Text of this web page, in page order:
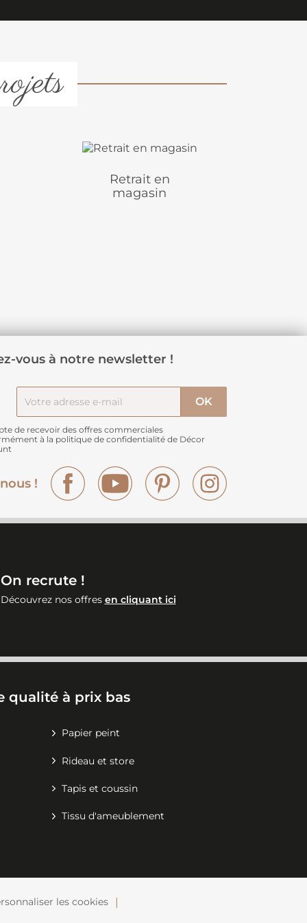
Retrait en
magasin
vous à notre newsletter !
de recevoir des offres commerciales
à la politique de confidentialité de Décor
!
Facebook YouTube Pinterest
On recrute !
Découvrez nos offres en cliquant ici
qualité à prix bas
Papier peint
Rideau et store
Tapis et coussin
Tissu d'ameublement
les cookies